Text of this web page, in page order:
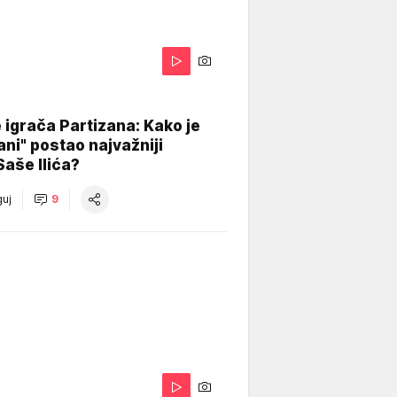
igrača Partizana: Kako je
postao najvažniji
Ilića?
9